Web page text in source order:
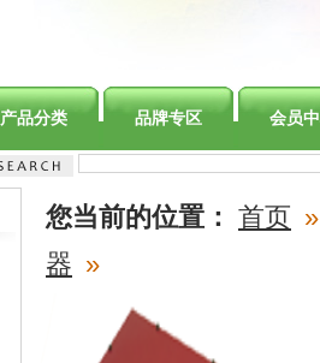
产品分类 品牌专区 会员
您当前的位置： 首页 »
器 »